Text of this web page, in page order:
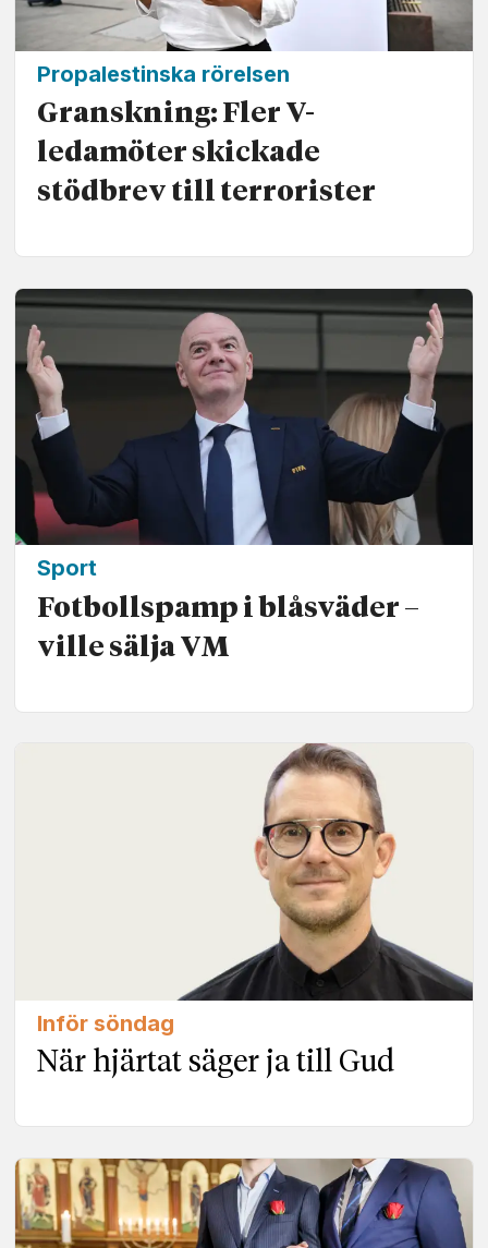
Propalestinska rörelsen
Granskning: Fler V-
ledamöter skickade
stödbrev till terrorister
Sport
Fotbollspamp i blåsväder –
ville sälja VM
Inför söndag
När hjärtat säger ja till Gud